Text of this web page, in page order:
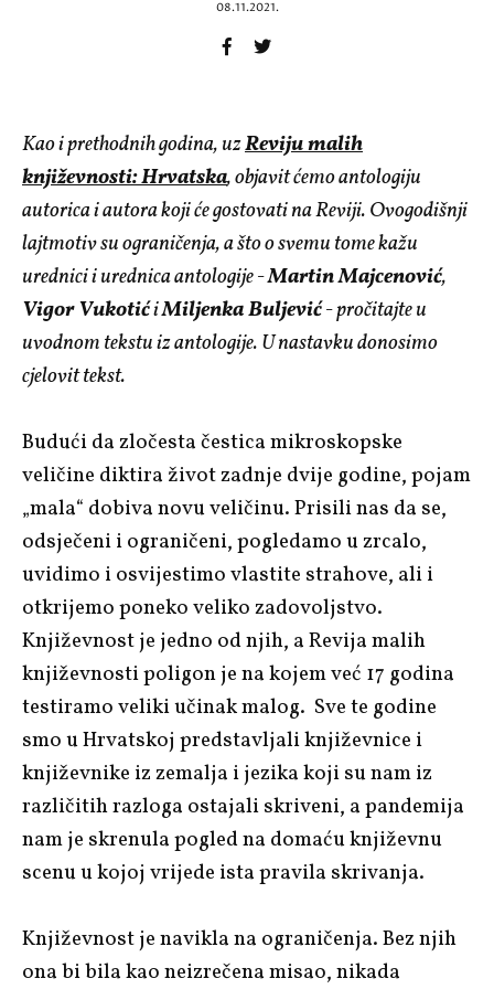
08.11.2021.
Kao i prethodnih godina, uzReviju malih
književnosti: Hrvatska, objavit ćemo antologiju
autorica i autora koji će gostovati na Reviji. Ovogodišnji
lajtmotiv su ograničenja, a što o svemu tome kažu
urednici i urednica antologije -Martin Majcenović,
Vigor VukotićiMiljenka Buljević- pročitajte u
uvodnom tekstu iz antologije. U nastavku donosimo
cjelovit tekst.
Budući da zločesta čestica mikroskopske
veličine diktira život zadnje dvije godine, pojam
„mala“ dobiva novu veličinu. Prisili nas da se,
odsječeni i ograničeni, pogledamo u zrcalo,
uvidimo i osvijestimo vlastite strahove, ali i
otkrijemo poneko veliko zadovoljstvo.
Književnost je jedno od njih, a Revija malih
književnosti poligon je na kojem već 17 godina
testiramo veliki učinak malog. Sve te godine
smo u Hrvatskoj predstavljali književnice i
književnike iz zemalja i jezika koji su nam iz
različitih razloga ostajali skriveni, a pandemija
nam je skrenula pogled na domaću književnu
scenu u kojoj vrijede ista pravila skrivanja.
Književnost je navikla na ograničenja. Bez njih
ona bi bila kao neizrečena misao, nikada